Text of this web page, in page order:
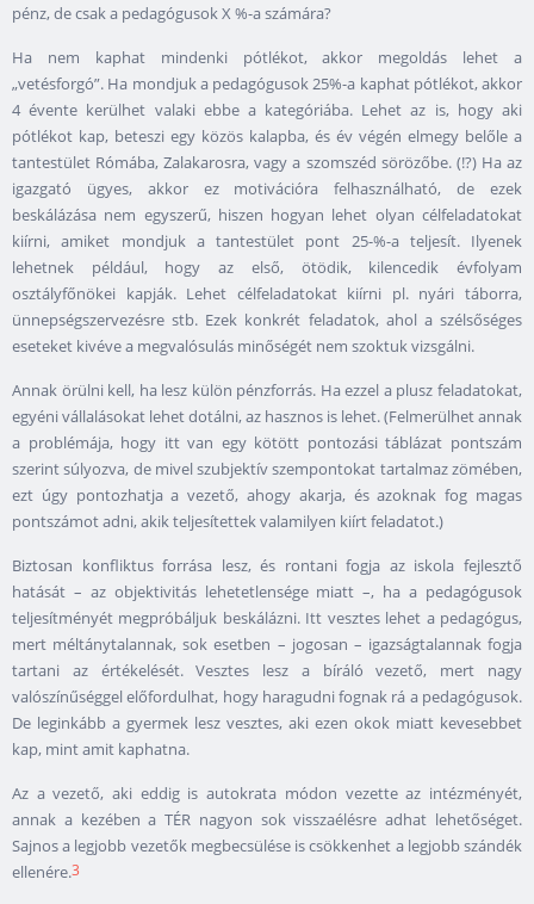
pénz, de csak a pedagógusok X %-a számára?
Ha nem kaphat mindenki pótlékot, akkor megoldás lehet a
„vetésforgó”. Ha mondjuk a pedagógusok 25%-a kaphat pótlékot, akkor
4 évente kerülhet valaki ebbe a kategóriába. Lehet az is, hogy aki
pótlékot kap, beteszi egy közös kalapba, és év végén elmegy belőle a
tantestület Rómába, Zalakarosra, vagy a szomszéd sörözőbe. (!?) Ha az
igazgató ügyes, akkor ez motivációra felhasználható, de ezek
beskálázása nem egyszerű, hiszen hogyan lehet olyan célfeladatokat
kiírni, amiket mondjuk a tantestület pont 25-%-a teljesít. Ilyenek
lehetnek például, hogy az első, ötödik, kilencedik évfolyam
osztályfőnökei kapják. Lehet célfeladatokat kiírni pl. nyári táborra,
ünnepségszervezésre stb. Ezek konkrét feladatok, ahol a szélsőséges
eseteket kivéve a megvalósulás minőségét nem szoktuk vizsgálni.
Annak örülni kell, ha lesz külön pénzforrás. Ha ezzel a plusz feladatokat,
egyéni vállalásokat lehet dotálni, az hasznos is lehet. (Felmerülhet annak
a problémája, hogy itt van egy kötött pontozási táblázat pontszám
szerint súlyozva, de mivel szubjektív szempontokat tartalmaz zömében,
ezt úgy pontozhatja a vezető, ahogy akarja, és azoknak fog magas
pontszámot adni, akik teljesítettek valamilyen kiírt feladatot.)
Biztosan konfliktus forrása lesz, és rontani fogja az iskola fejlesztő
hatását – az objektivitás lehetetlensége miatt –, ha a pedagógusok
teljesítményét megpróbáljuk beskálázni. Itt vesztes lehet a pedagógus,
mert méltánytalannak, sok esetben – jogosan – igazságtalannak fogja
tartani az értékelését. Vesztes lesz a bíráló vezető, mert nagy
valószínűséggel előfordulhat, hogy haragudni fognak rá a pedagógusok.
De leginkább a gyermek lesz vesztes, aki ezen okok miatt kevesebbet
kap, mint amit kaphatna.
Az a vezető, aki eddig is autokrata módon vezette az intézményét,
annak a kezében a TÉR nagyon sok visszaélésre adhat lehetőséget.
Sajnos a legjobb vezetők megbecsülése is csökkenhet a legjobb szándék
ellenére.3